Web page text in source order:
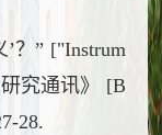
’？” ["Instrum
研究通讯》 [B
28.